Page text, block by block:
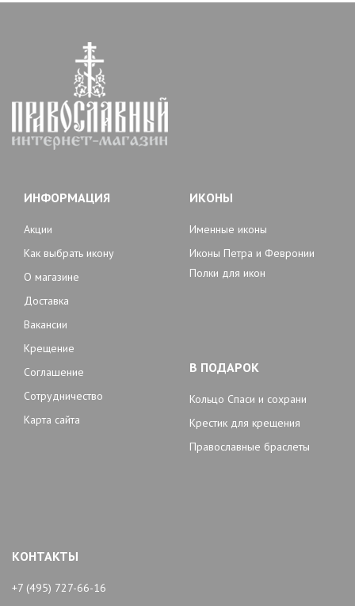
ИНФОРМАЦИЯ
Акции
Как выбрать икону
О магазине
Доставка
Вакансии
Крещение
Соглашение
Сотрудничество
Карта сайта
ИКОНЫ
Именные иконы
Иконы Петра и Февронии
Полки для икон
В ПОДАРОК
Кольцо Спаси и сохрани
Крестик для крещения
Православные браслеты
КОНТАКТЫ
+7 (495) 727-66-16